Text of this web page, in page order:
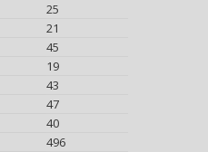
25
21
45
19
43
47
40
496